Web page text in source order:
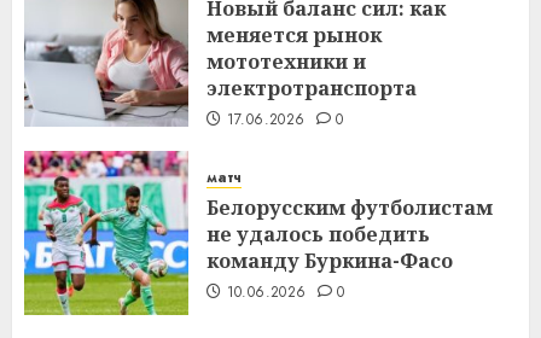
Новый баланс сил: как
меняется рынок
мототехники и
электротранспорта
17.06.2026 0
матч
Белорусским футболистам
не удалось победить
команду Буркина-Фасо
10.06.2026 0